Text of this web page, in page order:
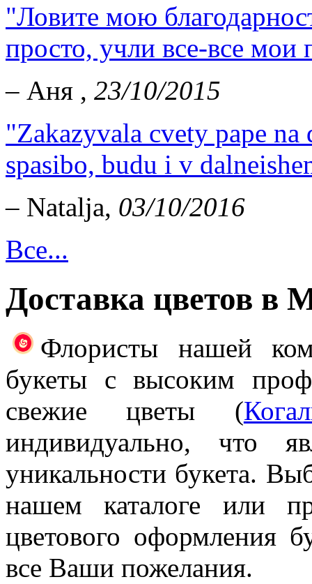
"Ловите мою
просто, учли все-все мои
– Аня , 23/10/2015
"Zakazyvala cvety pape
spasibo, budu i v
– Natalja, 03/10/2016
Все...
Доставка цветов в
Флористы нашей
букеты с высоким
свежие цветы (
индивидуально, что
уникальности букета.
нашем каталоге или
цветового оформления
все Ваши пожелания.